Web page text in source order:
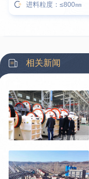
进料粒度：≤800㎜
相关新闻